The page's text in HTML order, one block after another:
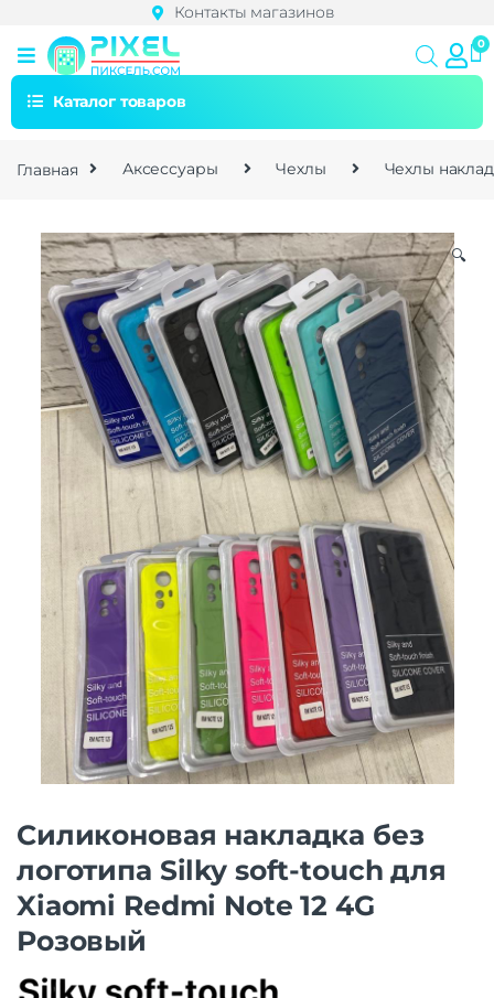
Контакты магазинов
Каталог товаров
Главная Аксессуары Чехлы Чехлы
🔍
Силиконовая накладка без
логотипа Silky soft-touch для
Xiaomi Redmi Note 12 4G
Розовый